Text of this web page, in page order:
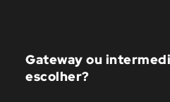
Gateway ou
escolher?